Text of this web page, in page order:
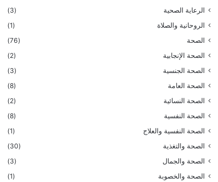
الرعاية الصحية
(3)
الروحانية والصلاة
(1)
الصحة
(76)
الصحة الإنجابية
(2)
الصحة الجنسية
(3)
الصحة العامة
(8)
الصحة النسائية
(2)
الصحة النفسية
(8)
الصحة النفسية والعلاج
(1)
الصحة والتغذية
(30)
الصحة والجمال
(3)
الصحة والخصوبة
(1)